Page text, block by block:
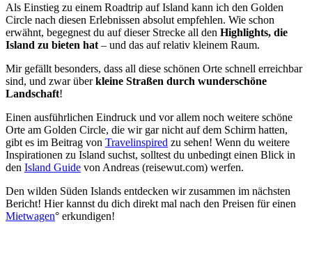
Als Einstieg zu einem Roadtrip auf Island kann ich den Golden
Circle nach diesen Erlebnissen absolut empfehlen. Wie schon
erwähnt, begegnest du auf dieser Strecke all den Highlights, die
Island zu bieten hat – und das auf relativ kleinem Raum.
Mir gefällt besonders, dass all diese schönen Orte schnell erreichbar
sind, und zwar überkleine Straßen durch wunderschöne
Landschaft!
Einen ausführlichen Eindruck und vor allem noch weitere schöne
Orte am Golden Circle, die wir gar nicht auf dem Schirm hatten,
gibt es im Beitrag von Travelinspired zu sehen! Wenn du weitere
Inspirationen zu Island suchst, solltest du unbedingt einen Blick in
den Island Guide von Andreas (reisewut.com) werfen.
Den wilden Süden Islands entdecken wir zusammen im nächsten
Bericht! Hier kannst du dich direkt mal nach den Preisen für einen
Mietwagen° erkundigen!